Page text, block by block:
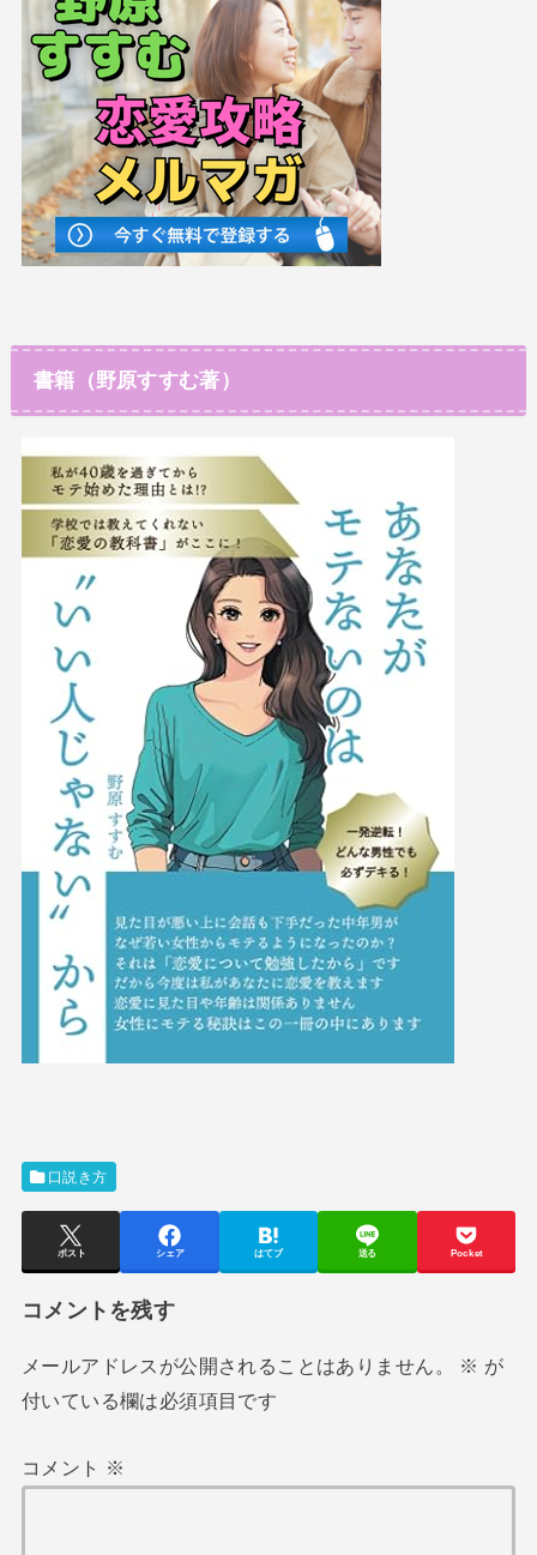
書籍（野原すすむ著）
口説き方
ポスト シェア はてブ 送る Pocket
コメントを残す
メールアドレスが公開されることはありません。 ※ が
付いている欄は必須項目です
コメント ※